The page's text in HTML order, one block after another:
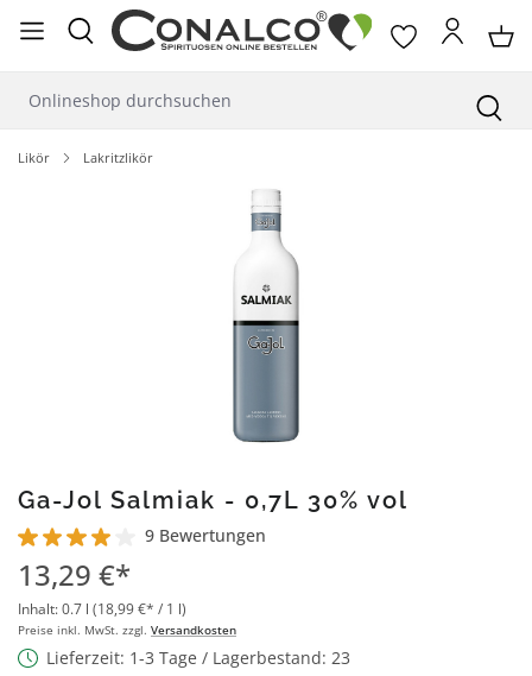
springen
Likör Lakritzlikör
Ga-Jol Salmiak - 0,7L 30% vol
Durchschnittliche Bewertung von 4.1 von 5 Sternen
9 Bewertungen
13,29 €*
Inhalt:0.7 l (18,99 €* / 1 l)
Preise inkl. MwSt. zzgl. Versandkosten
Lieferzeit: 1-3 Tage / Lagerbestand: 23